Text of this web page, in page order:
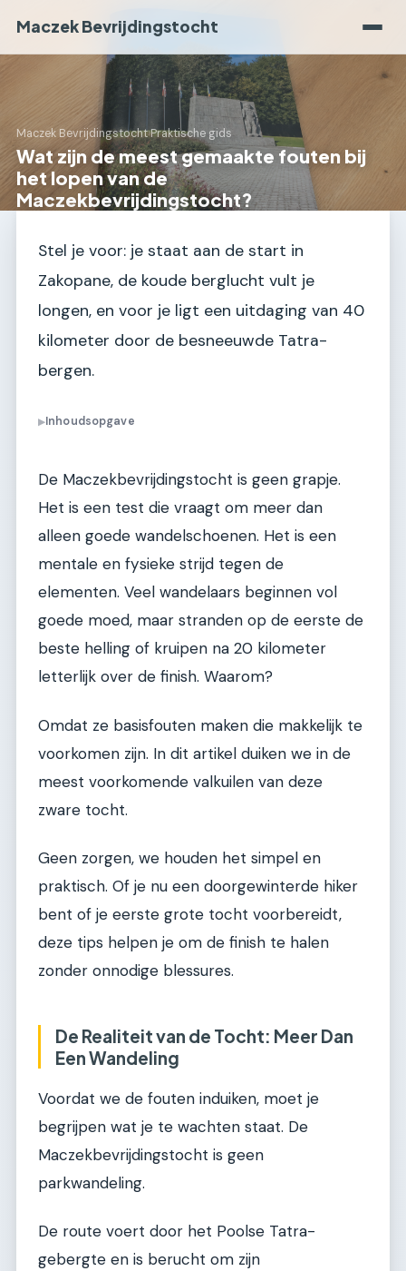
Maczek Bevrijdingstocht
Maczek Bevrijdingstocht›Praktische gids
Wat zijn de meest gemaakte fouten bij
het lopen van de
Maczekbevrijdingstocht?
Stel je voor: je staat aan de start in
Zakopane, de koude berglucht vult je
longen, en voor je ligt een uitdaging van 40
kilometer door de besneeuwde Tatra-
bergen.
▶Inhoudsopgave
De Maczekbevrijdingstocht is geen grapje.
Het is een test die vraagt om meer dan
alleen goede wandelschoenen. Het is een
mentale en fysieke strijd tegen de
elementen. Veel wandelaars beginnen vol
goede moed, maar stranden op de eerste de
beste helling of kruipen na 20 kilometer
letterlijk over de finish. Waarom?
Omdat ze basisfouten maken die makkelijk te
voorkomen zijn. In dit artikel duiken we in de
meest voorkomende valkuilen van deze
zware tocht.
Geen zorgen, we houden het simpel en
praktisch. Of je nu een doorgewinterde hiker
bent of je eerste grote tocht voorbereidt,
deze tips helpen je om de finish te halen
zonder onnodige blessures.
De Realiteit van de Tocht: Meer Dan
Een Wandeling
Voordat we de fouten induiken, moet je
begrijpen wat je te wachten staat. De
Maczekbevrijdingstocht is geen
parkwandeling.
De route voert door het Poolse Tatra-
gebergte en is berucht om zijn